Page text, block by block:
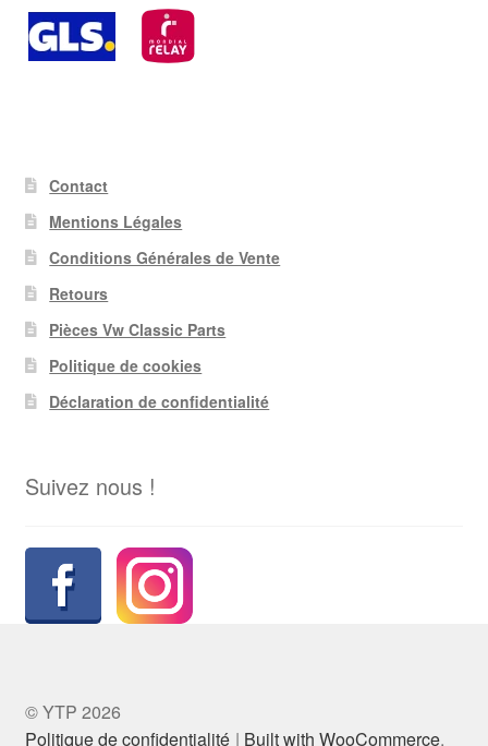
Contact
Mentions Légales
Conditions Générales de Vente
Retours
Pièces Vw Classic Parts
Politique de cookies
Déclaration de confidentialité
Suivez nous !
© YTP 2026
Politique de confidentialité
Built with WooCommerce.